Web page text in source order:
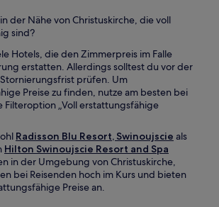
der Nähe von Christuskirche, die voll
sind?
Hotels, die den Zimmerpreis im Falle
erstatten. Allerdings solltest du vor der
prüfen. Um
Preise zu finden, nutze am besten bei
Filteroption „Voll erstattungsfähige
Radisson Blu Resort, Swinoujscie als
Hilton Swinoujscie Resort and Spa
in der Umgebung von Christuskirche,
bei Reisenden hoch im Kurs und bieten
Preise an.